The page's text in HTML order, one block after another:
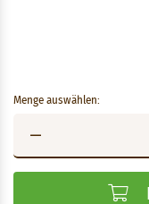
Menge auswählen: